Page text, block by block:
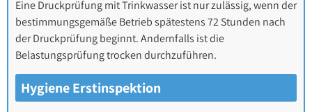
Eine Druckprüfung mit Trinkwasser ist nur zulässig, wenn der
bestimmungsgemäße Betrieb spätestens 72 Stunden nach
der Druckprüfung beginnt. Andernfalls ist die
Belastungsprüfung trocken durchzuführen.
Hygiene Erstinspektion